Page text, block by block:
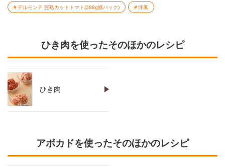
デルモンテ 完熟カットトマト(388g紙パック) 洋風
ひき肉を使ったそのほかのレシピ
ひき肉
アボカドを使ったそのほかのレシピ